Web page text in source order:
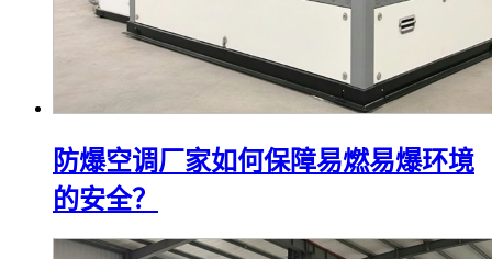
防爆空调厂家如何保障易燃易爆环境
的安全？